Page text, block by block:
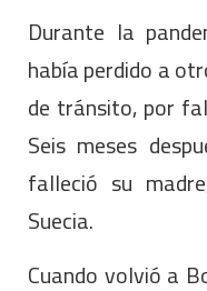
Durante la
había perdido a
de tránsito, por
Seis meses
falleció su
Suecia.
Cuando volvió a